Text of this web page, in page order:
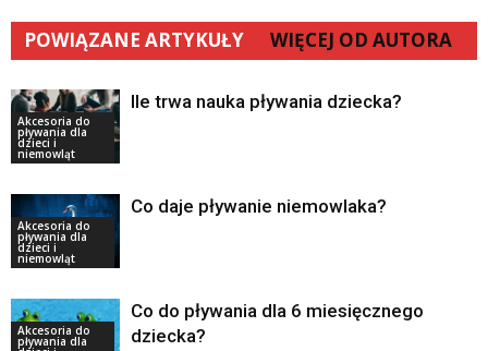
POWIĄZANE ARTYKUŁY WIĘCEJ OD AUTORA
Akcesoria do
pływania dla
dzieci i
niemowląt
Ile trwa nauka pływania dziecka?
Akcesoria do
pływania dla
dzieci i
niemowląt
Co daje pływanie niemowlaka?
Akcesoria do
pływania dla
Co do pływania dla 6 miesięcznego
dziecka?